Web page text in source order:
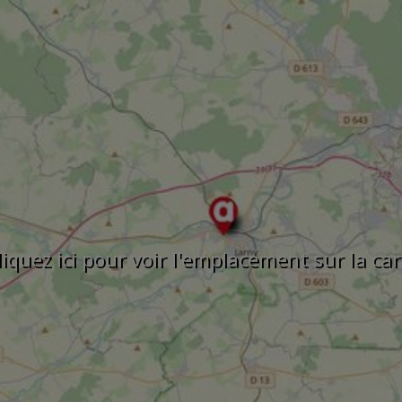
ici pour voir l'emplacement sur la